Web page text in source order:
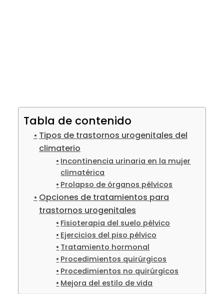
Tabla de contenido
Tipos de trastornos urogenitales del
climaterio
Incontinencia urinaria en la mujer
climatérica
Prolapso de órganos pélvicos
Opciones de tratamientos para
trastornos urogenitales
Fisioterapia del suelo pélvico
Ejercicios del piso pélvico
Tratamiento hormonal
Procedimientos quirúrgicos
Procedimientos no quirúrgicos
Mejora del estilo de vida